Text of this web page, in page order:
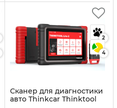
2
4
Сканер для диагностики
авто Thinkcar Thinktool